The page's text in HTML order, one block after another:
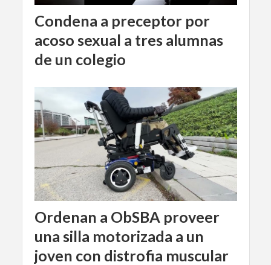
Condena a preceptor por
acoso sexual a tres alumnas
de un colegio
Ordenan a ObSBA proveer
una silla motorizada a un
joven con distrofia muscular